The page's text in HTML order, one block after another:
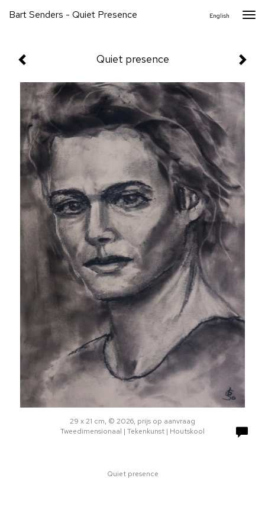
Bart Senders - Quiet Presence English
Quiet presence
29 x 21 cm, © 2026, prijs op aanvraag
Tweedimensionaal | Tekenkunst | Houtskool
Quiet presence